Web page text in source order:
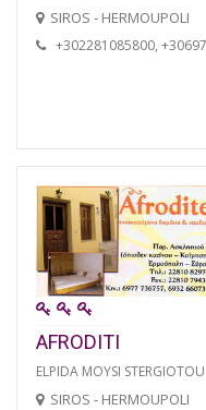
SIROS - HERMOUPOLI
+302281085800,
AFRODITI
ELPIDA MOYSI STERGIOTOU
SIROS - HERMOUPOLI